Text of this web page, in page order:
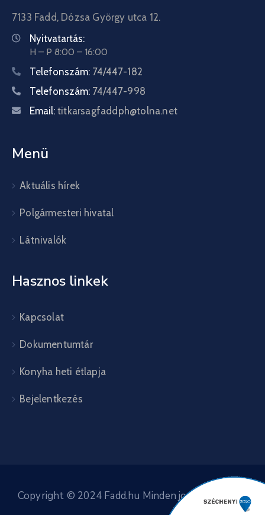
7133 Fadd, Dózsa György utca 12.
Nyitvatartás:
H – P 8:00 – 16:00
Telefonszám: 74/447-182
Telefonszám: 74/447-998
Email: titkarsagfaddph@tolna.net
Menü
Aktuális hírek
Polgármesteri hivatal
Látnivalók
Hasznos linkek
Kapcsolat
Dokumentumtár
Konyha heti étlapja
Bejelentkezés
Copyright © 2024 Fadd.hu Minden jog fenntartva.